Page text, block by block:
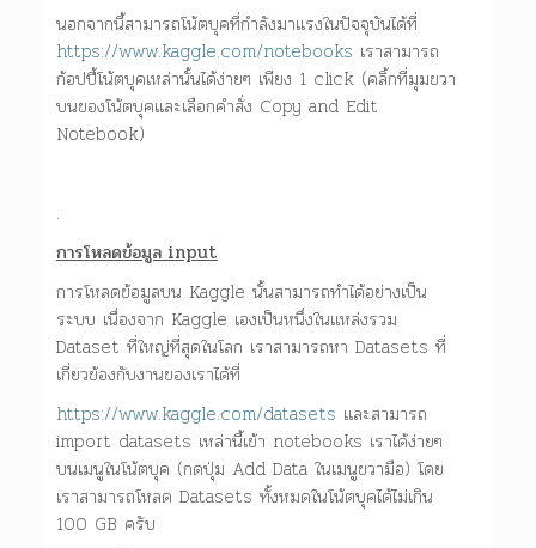
นอกจากนี้สามารถโน้ตบุคที่กำลังมาแรงในปัจจุบันได้ที่
https://www.kaggle.com/notebooks เราสามารถ
ก้อปปี้โน้ตบุคเหล่านั้นได้ง่ายๆ เพียง 1 click (คลิ้กที่มุมขวา
บนของโน้ตบุคและเลือกคำสั่ง Copy and Edit
Notebook)
.
การโหลดข้อมูล input
การโหลดข้อมูลบน Kaggle นั้นสามารถทำได้อย่างเป็น
ระบบ เนื่องจาก Kaggle เองเป็นหนึ่งในแหล่งรวม
Dataset ที่ใหญ่ที่สุดในโลก เราสามารถหา Datasets ที่
เกี่ยวข้องกับงานของเราได้ที่
https://www.kaggle.com/datasets และสามารถ
import datasets เหล่านี้เข้า notebooks เราได้ง่ายๆ
บนเมนูในโน้ตบุค (กดปุ่ม Add Data ในเมนูขวามือ) โดย
เราสามารถโหลด Datasets ทั้งหมดในโน้ตบุคได้ไม่เกิน
100 GB ครับ